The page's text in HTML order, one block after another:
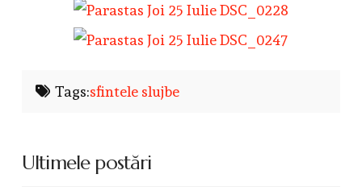
Tags:sfintele slujbe
Ultimele postări